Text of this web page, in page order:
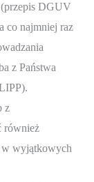
(przepis DGUV
co najmniej raz
z Państwa
z
również
w wyjątkowych